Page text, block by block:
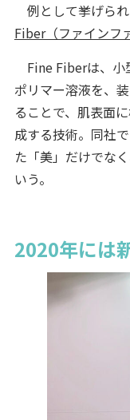
例として挙げら
Fiber（ファインフ
Fine Fiberは、小
ポリマー溶液を、
ることで、肌表面
成する技術。同社
た「美」だけでな
いう。
2020年には